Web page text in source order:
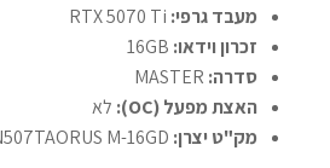
מעבד גרפי:
זכרון וידאו:
סדרה:
האצת מפעל (OC):
לא
מק"ט יצרן: